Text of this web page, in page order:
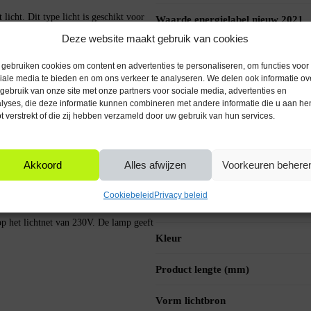
Deze website maakt gebruik van cookies
gebruiken cookies om content en advertenties te personaliseren, om functies voor
media te bieden en om ons verkeer te analyseren. We delen ook informatie
van onze site met onze partners voor sociale media, advertenties en
die deze informatie kunnen combineren met andere informatie die u aan
verstrekt of die zij hebben verzameld door uw gebruik van hun services.
Akkoord Alles afwijzen Voorkeuren
Cookiebeleid Privacy beleid
licht. Dit type licht is geschikt voor
sfeer gewenst is.
ze eenvoudig te installeren
kantoren, horeca of het vervangen
het lichtnet van 230V. De lamp geeft
Waarde energielabel nieuw 2021
Bediening via mobiele app
IP waarde
Diameter (mm)
Kleur
Product lengte (mm)
Vorm lichtbron